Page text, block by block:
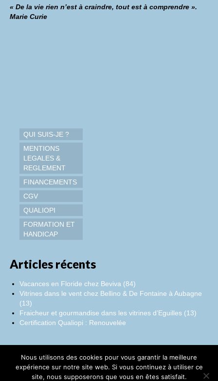
« De la vie rien n’est à craindre, tout est à comprendre ».
Marie Curie
QUI SUIS-JE ?
MENTIONS
LEGALES &
REGLEMENT
FINANCEMENTS
CGV
QUALIOPI
FORMATION ET
HANDICAP
Articles récents
Vacances en Floride chez Beviva (84)
Vitrines dans le vent chez Bellino & De Fontaine à Aubagne
(13)
Fraicheur et gourmandise dans les vitrines d’Eguilles (13)
Certification Qualiopi : Renouvelée
Facebook
Instagram
LinkedIn
Nous utilisons des cookies pour vous garantir la meilleure
expérience sur notre site web. Si vous continuez à utiliser ce
site, nous supposerons que vous en êtes satisfait.